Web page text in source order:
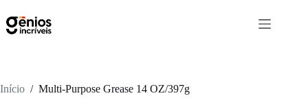
Início / Multi-Purpose Grease 14 OZ/397g